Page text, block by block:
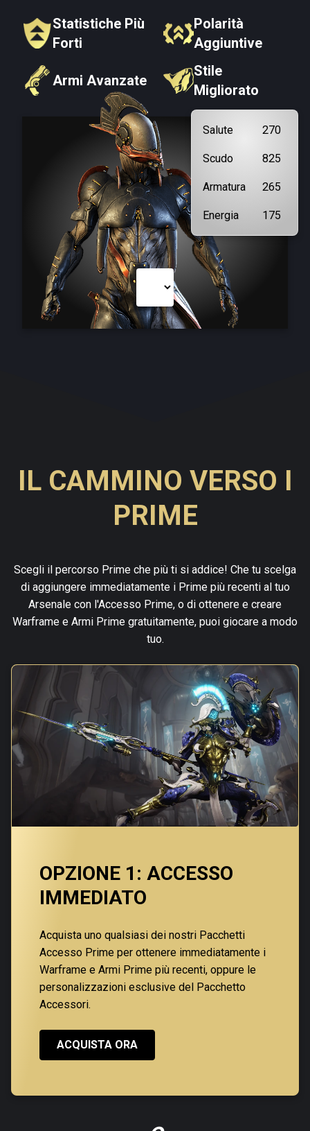
Statistiche Più
Forti
Polarità
Aggiuntive
Armi Avanzate
Stile
Migliorato
Salute 270
Scudo 825
Armatura 265
Energia 175
IL CAMMINO VERSO I
PRIME
Scegli il percorso Prime che più ti si addice! Che tu scelga
di aggiungere immediatamente i Prime più recenti al tuo
Arsenale con l'Accesso Prime, o di ottenere e creare
Warframe e Armi Prime gratuitamente, puoi giocare a modo
tuo.
OPZIONE 1: ACCESSO
IMMEDIATO
Acquista uno qualsiasi dei nostri Pacchetti
Accesso Prime per ottenere immediatamente i
Warframe e Armi Prime più recenti, oppure le
personalizzazioni esclusive del Pacchetto
Accessori.
ACQUISTA ORA